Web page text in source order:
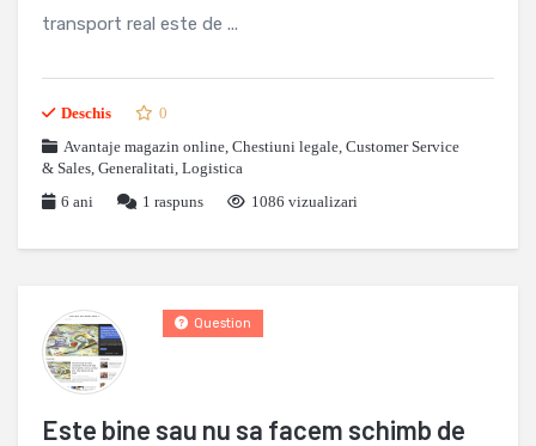
transport real este de ...
Deschis
0
Avantaje magazin online, Chestiuni legale, Customer Service
& Sales, Generalitati, Logistica
6 ani
1 raspuns 1086 vizualizari
Este bine sau nu sa facem schimb de
Question